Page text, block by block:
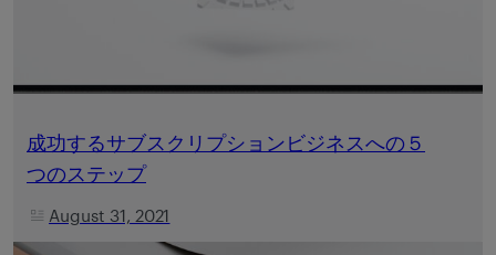
成功するサブスクリプションビジネスへの５
つのステップ
August 31, 2021